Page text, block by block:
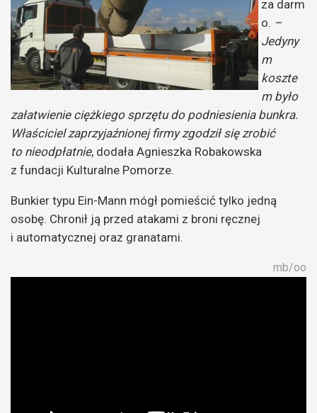
za darm
o. –
Jedyny
m
koszte
m było
załatwienie ciężkiego sprzętu do podniesienia bunkra.
Właściciel zaprzyjaźnionej firmy zgodził się zrobić
to nieodpłatnie, dodała Agnieszka Robakowska
z fundacji Kulturalne Pomorze.
Bunkier typu Ein-Mann mógł pomieścić tylko jedną
osobę. Chronił ją przed atakami z broni ręcznej
i automatycznej oraz granatami.
mb/oo